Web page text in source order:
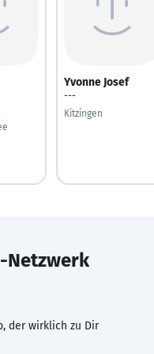
Yvonne Josef
---
Kitzingen
Netzwerk
der wirklich zu Dir